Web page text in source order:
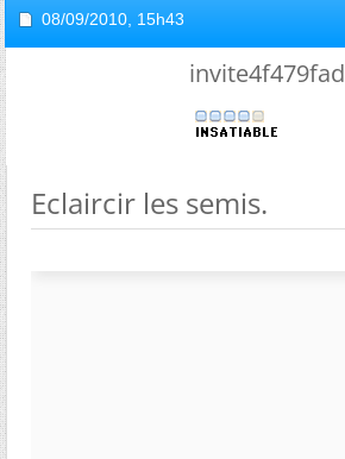
08/09/2010, 15h43
invite4f479fad
Eclaircir les semis.